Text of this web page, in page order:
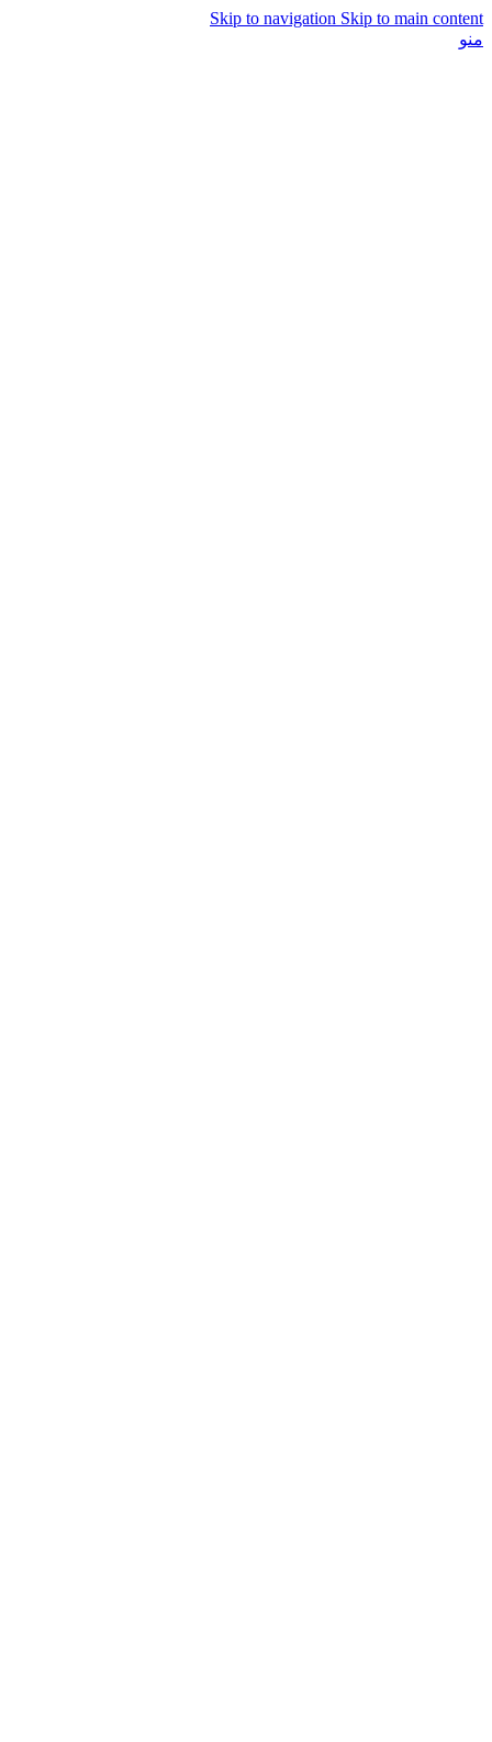
Skip to navigation Skip to main content
منو